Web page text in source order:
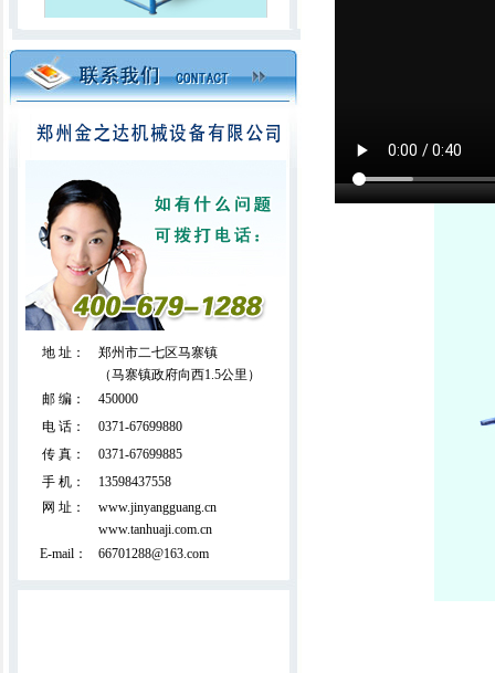
升降无网被揉棉机
全移动电脑绗缝机（占地面积小）
双面拉丝吸尘精细弹花机(外贸出口产
品)
地 址：
郑州市二七区马寨镇
（马寨镇政府向西1.5公里）
邮 编：
450000
电 话：
0371-67699880
传 真：
0371-67699885
手 机：
13598437558
网 址：
www.jinyangguang.cn
www.tanhuaji.com.cn
E-mail：
66701288@163.com